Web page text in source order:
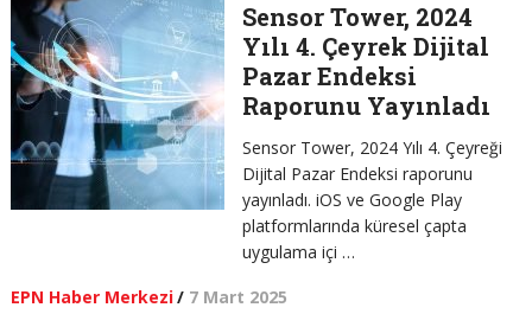
Sensor Tower, 2024
Yılı 4. Çeyrek Dijital
Pazar Endeksi
Raporunu Yayınladı
Sensor Tower, 2024 Yılı 4. Çeyreği
Dijital Pazar Endeksi raporunu
yayınladı. iOS ve Google Play
platformlarında küresel çapta
uygulama içi …
EPN Haber Merkezi/ 7 Mart 2025